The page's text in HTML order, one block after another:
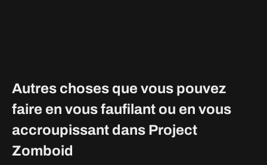
Autres choses que vous pouvez
faire en vous faufilant ou en vous
accroupissant dans Project
Zomboid